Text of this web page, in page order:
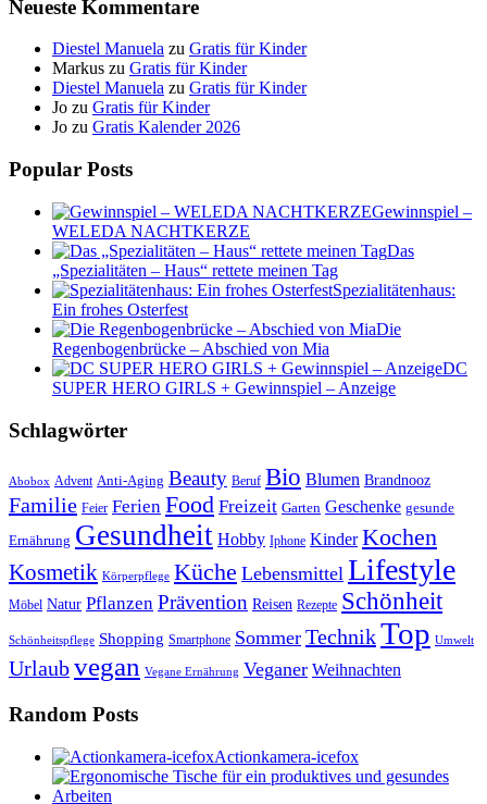
Neueste Kommentare
Diestel Manuela zu Gratis für Kinder
Markus zu Gratis für Kinder
Diestel Manuela zu Gratis für Kinder
Jo zu Gratis für Kinder
Jo zu Gratis Kalender 2026
Popular Posts
Gewinnspiel –
WELEDA NACHTKERZE
Das
„Spezialitäten – Haus“ rettete meinen Tag
Spezialitätenhaus:
Ein frohes Osterfest
Die
Regenbogenbrücke – Abschied von Mia
DC
SUPER HERO GIRLS + Gewinnspiel – Anzeige
Schlagwörter
Abobox Advent Anti-Aging Beauty Beruf Bio Blumen Brandnooz
Familie Feier Ferien Food Freizeit Garten Geschenke gesunde
Ernährung Gesundheit Hobby Iphone Kinder Kochen
Kosmetik Körperpflege Küche Lebensmittel Lifestyle
Möbel Natur Pflanzen Prävention Reisen Rezepte Schönheit
Schönheitspflege Shopping Smartphone Sommer TechnikTop Umwelt
Urlaubvegan Vegane Ernährung Veganer Weihnachten
Random Posts
Actionkamera-icefox